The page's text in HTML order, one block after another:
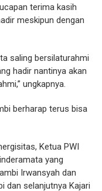
terima kasih
meskipun dengan
saling bersilaturahmi
hadir nantinya akan
ungkapnya.
berharap terus bisa
Ketua PWI
yang
Irwansyah dan
dan selanjutnya Kajari